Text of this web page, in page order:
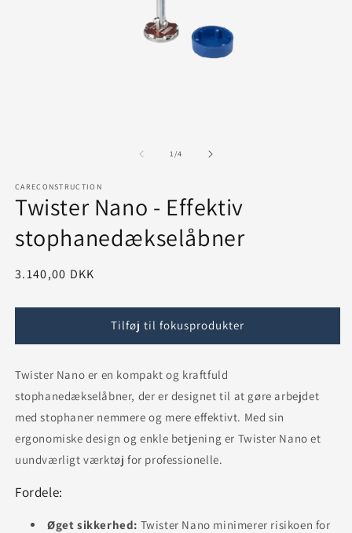
1/af
4
CARECONSTRUCTION
Twister Nano - Effektiv
stophanedækselåbner
Normalpris
3.140,00 DKK
Tilføj til fokusprodukter
Twister Nano er en kompakt og kraftfuld
stophanedækselåbner, der er designet til at gøre arbejdet
med stophaner nemmere og mere effektivt. Med sin
ergonomiske design og enkle betjening er Twister Nano et
uundværligt værktøj for professionelle.
Fordele:
Øget sikkerhed: Twister Nano minimerer risikoen for